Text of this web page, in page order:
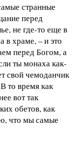
странные
перед
не где-то еще в
в храме, – и это
перед Богом, а
ты монаха как-
свой чемоданчик
то время как
вот так
обетов, как
что мы самые